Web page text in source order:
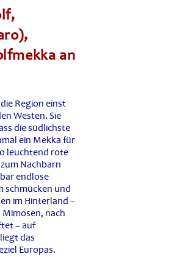
an
Region einst
Westen. Sie
die südlichste
ein Mekka für
leuchtend rote
Nachbarn
endlose
schmücken und
im Hinterland –
nach
– auf
das
Europas.